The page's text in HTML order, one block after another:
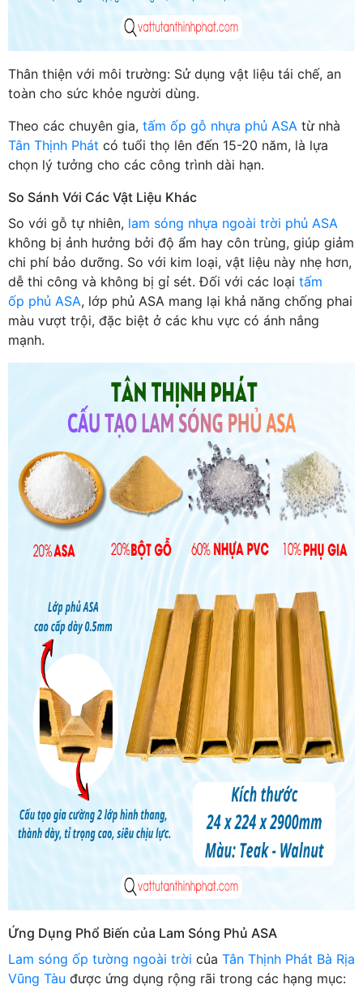
Thân thiện với môi trường: Sử dụng vật liệu tái chế, an
toàn cho sức khỏe người dùng.
Theo các chuyên gia, tấm ốp gỗ nhựa phủ ASA từ nhà
Tân Thịnh Phát có tuổi thọ lên đến 15-20 năm, là lựa
chọn lý tưởng cho các công trình dài hạn.
So Sánh Với Các Vật Liệu Khác
So với gỗ tự nhiên, lam sóng nhựa ngoài trời phủ ASA
không bị ảnh hưởng bởi độ ẩm hay côn trùng, giúp giảm
chi phí bảo dưỡng. So với kim loại, vật liệu này nhẹ hơn,
dễ thi công và không bị gỉ sét. Đối với các loại tấm
ốp phủ ASA, lớp phủ ASA mang lại khả năng chống phai
màu vượt trội, đặc biệt ở các khu vực có ánh nắng
mạnh.
Ứng Dụng Phổ Biến của Lam Sóng Phủ ASA
Lam sóng ốp tường ngoài trời của Tân Thịnh Phát Bà Rịa
Vũng Tàu được ứng dụng rộng rãi trong các hạng mục: